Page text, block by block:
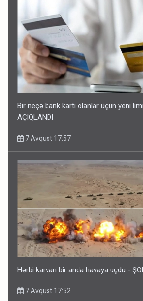
Bir neçə bank kartı olanlar üçün yeni
AÇIQLANDI
7 Avqust 17:57
Hərbi karvan bir anda havaya uçdu -
7 Avqust 17:52